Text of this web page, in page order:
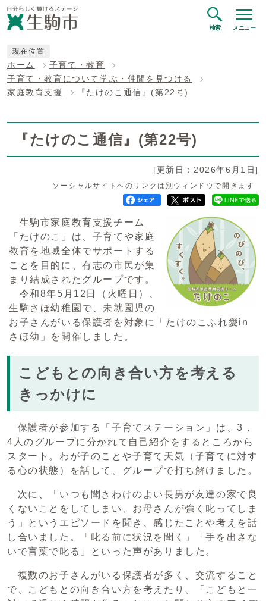
検索 メニュー
現在位置
ホーム
子育て・教育
子育て・教育について学ぶ・仲間を見つける
家庭教育支援
『たけのこ通信』(第22号)
『たけのこ通信』(第22号)
[更新日：2026年6月1日]
ソーシャルサイトへのリンクは別ウィンドウで開きます
生駒市家庭教育支援チーム
「たけのこ」は、子育てや家庭
教育を地域全体でサポートする
ことを目的に、有志の市民が集
まり結成されたグループです。
令和8年5月12日（火曜日）、
生駒さほ幼稚園で、未就園児の
お子さんがいる保護者を対象に「たけのこふれ愛in
さほ幼」を開催しました。
こどもとの向き合い方を考える
きっかけに
保護者が参加する「子育てステーション」は、3，
4人のグループに分かれて自己紹介をするところから
スタート。わが子のことや子育て天気（子育てに対す
る心の状態）を話して、グループで打ち解けました。
次に、「いつも聞きわけのよい長男が友達の家で良
くないことをしてしまい、お母さんが強く叱ってしま
う」というエピソードを聞き、感じたことや考えを話
し合いました。「叱る前に状況を聞く」「手を出さな
いで言葉で叱る」といった声がありました。
複数のお子さんがいる保護者が多く、交流すること
で、こどもとの向き合い方を考えたり、「こどもと一